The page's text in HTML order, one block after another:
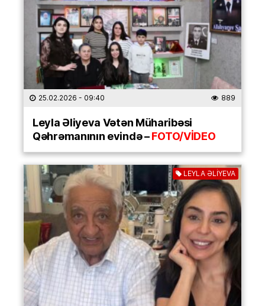
25.02.2026 - 09:40 889
Leyla Əliyeva Vətən Müharibəsi
Qəhrəmanının evində –FOTO/VİDEO
LEYLA ƏLİYEVA